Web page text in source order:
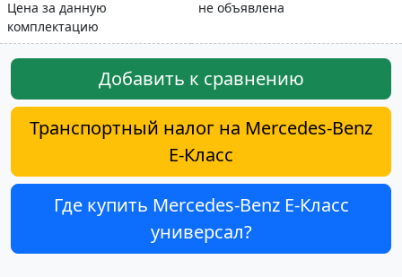
Цена за данную
комплектацию
не объявлена
Добавить к сравнению
Транспортный налог на Mercedes-Benz
E-Класс
Где купить Mercedes-Benz E-Класс
универсал?